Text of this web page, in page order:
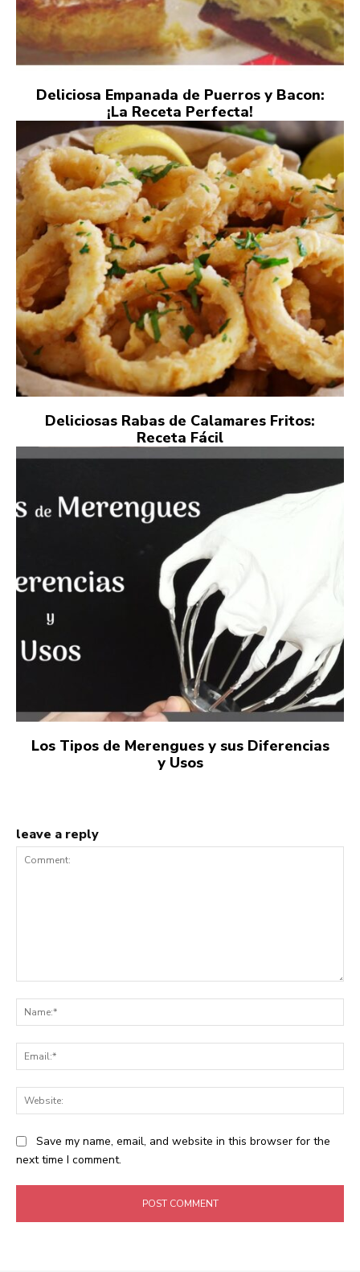
Deliciosa Empanada de Puerros y Bacon:
¡La Receta Perfecta!
Deliciosas Rabas de Calamares Fritos:
Receta Fácil
Los Tipos de Merengues y sus Diferencias
y Usos
leave a reply
Save my name, email, and website in this browser for the
next time I comment.